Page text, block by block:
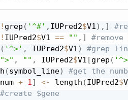
! grep ( '^#' , IUPred2$V1) , ]
! IUPred2$V1 == "" , ]
( '^>' , IUPred2$V1)
#grep
">" , "" , IUPred2$V1 [grep (
(symbol_line)
#get the
+ 1] <- length (IUPred2$
#create $gene